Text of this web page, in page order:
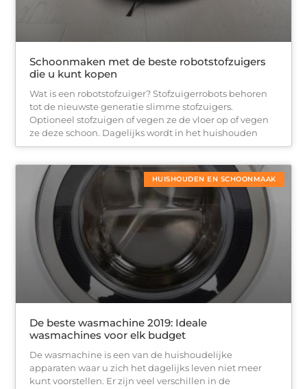
Schoonmaken met de beste robotstofzuigers
die u kunt kopen
Wat is een robotstofzuiger? Stofzuigerrobots behoren
tot de nieuwste generatie slimme stofzuigers.
Optioneel stofzuigen of vegen ze de vloer op of vegen
ze deze schoon. Dagelijks wordt in het huishouden
HUISHOUDEN EN SCHOONMAAK
De beste wasmachine 2019: Ideale
wasmachines voor elk budget
De wasmachine is een van de huishoudelijke
apparaten waar u zich het dagelijks leven niet meer
kunt voorstellen. Er zijn veel verschillen in de